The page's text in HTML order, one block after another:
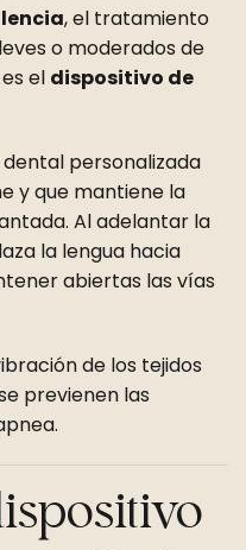
, el tratamiento
o moderados de
el dispositivo de
personalizada
y que mantiene la
Al adelantar la
la lengua hacia
abiertas las vías
de los tejidos
previenen las